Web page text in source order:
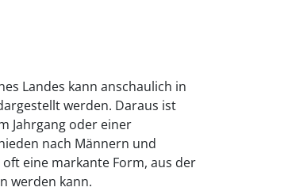
Landes kann anschaulich in
werden. Daraus ist
Jahrgang oder einer
nach Männern und
eine markante Form, aus der
werden kann.